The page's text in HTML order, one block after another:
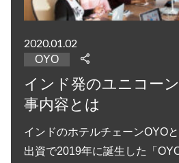
2020.01.02
OYO
インド発のユニコー
事内容とは
インドのホテルチェーンOYO
出資で2019年に誕生した「